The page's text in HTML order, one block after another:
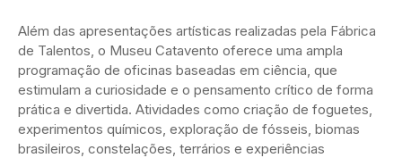
Além das apresentações artísticas realizadas pela Fábrica
de Talentos, o Museu Catavento oferece uma ampla
programação de oficinas baseadas em ciência, que
estimulam a curiosidade e o pensamento crítico de forma
prática e divertida. Atividades como criação de foguetes,
experimentos químicos, exploração de fósseis, biomas
brasileiros, constelações, terrários e experiências